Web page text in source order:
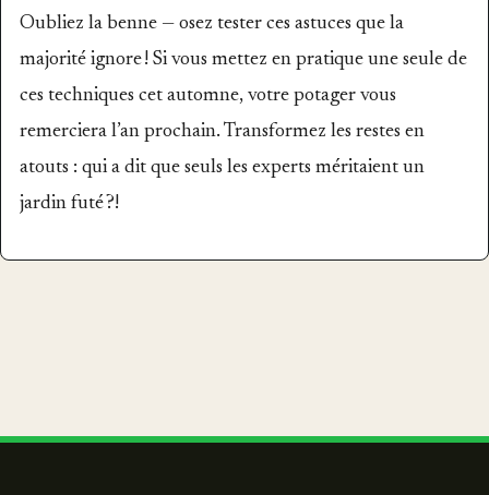
Oubliez la benne — osez tester ces astuces que la
majorité ignore ! Si vous mettez en pratique une seule de
ces techniques cet automne, votre potager vous
remerciera l’an prochain. Transformez les restes en
atouts : qui a dit que seuls les experts méritaient un
jardin futé ?!